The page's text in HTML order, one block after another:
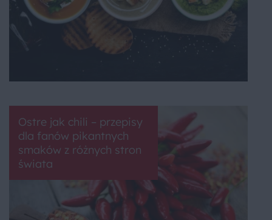
Ostre jak chili – przepisy
dla fanów pikantnych
smaków z różnych stron
świata